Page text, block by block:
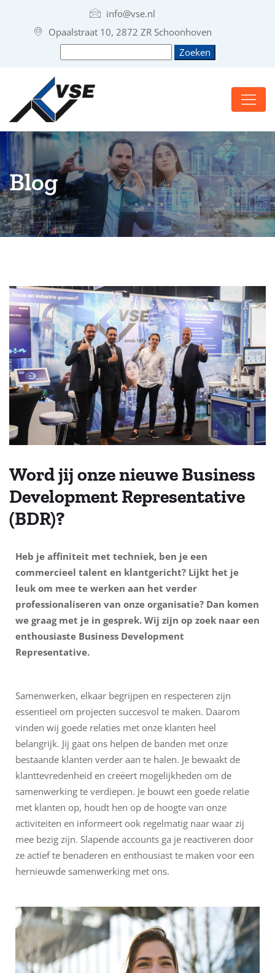
info@vse.nl
Opaalstraat 10, 2872 ZR Schoonhoven
Blog
Word jij onze nieuwe Business
Development Representative
(BDR)?
Heb je affiniteit met techniek, ben je een
commercieel talent en klantgericht? Lijkt het je
leuk om mee te werken aan het verder
professionaliseren van onze organisatie? Dan komen
we graag met je in gesprek. Wij zijn op zoek naar een
enthousiaste Business Development
Representative.
Samenwerken, elkaar begrijpen en respecteren zijn
essentieel om projecten succesvol te maken. Daarom
vinden wij goede relaties met onze klanten heel
belangrijk. Jij gaat ons helpen de banden met onze
bestaande klanten verder aan te halen. Je bewaakt de
klanttevredenheid en creëert mogelijkheden om de
samenwerking te verdiepen. Je bouwt een goede relatie
met klanten op, houdt hen op de hoogte van onze
activiteiten en informeert ook regelmatig naar waar zij
mee bezig zijn. Slapende accounts ga je reactiveren door
ze actief te benaderen en enthousiast te maken voor een
hernieuwde samenwerking met ons.